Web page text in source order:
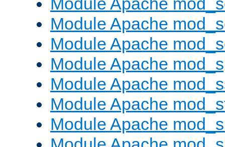
Module Apache
Module Apache
Module Apache
Module Apache
Module Apache
Module Apache